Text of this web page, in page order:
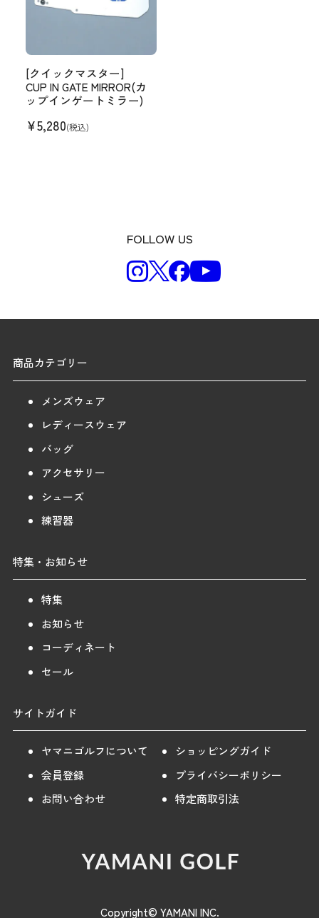
[クイックマスター]
CUP IN GATE MIRROR(カ
ップインゲートミラー)
¥5,280(税込)
FOLLOW US
商品カテゴリー
メンズウェア
レディースウェア
バッグ
アクセサリー
シューズ
練習器
特集・お知らせ
特集
お知らせ
コーディネート
セール
サイトガイド
ヤマニゴルフについて
ショッピングガイド
会員登録
プライバシーポリシー
お問い合わせ
特定商取引法
Copyright© YAMANI INC.